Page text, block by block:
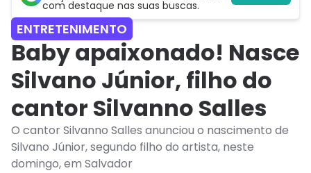
com destaque nas suas buscas.
ENTRETENIMENTO
Baby apaixonado! Nasce
Silvano Júnior, filho do
cantor Silvanno Salles
O cantor Silvanno Salles anunciou o nascimento de
Silvano Júnior, segundo filho do artista, neste
domingo, em Salvador